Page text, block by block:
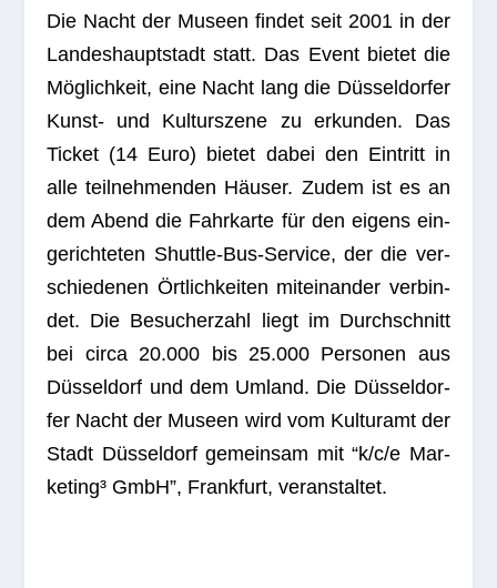
Die Nacht der Museen fin­det seit 2001 in der
Lan­des­haupt­stadt statt. Das Event bie­tet die
Mög­lich­keit, eine Nacht lang die Düs­sel­dor­fer
Kunst- und Kul­tur­szene zu erkun­den. Das
Ticket (14 Euro) bie­tet dabei den Ein­tritt in
alle teil­neh­men­den Häu­ser. Zudem ist es an
dem Abend die Fahr­karte für den eigens ein­
ge­rich­te­ten Shut­tle-Bus-Ser­vice, der die ver­
schie­de­nen Ört­lich­kei­ten mit­ein­an­der ver­bin­
det. Die Besu­cher­zahl liegt im Durch­schnitt
bei circa 20.000 bis 25.000 Per­so­nen aus
Düs­sel­dorf und dem Umland. Die Düs­sel­dor­
fer Nacht der Museen wird vom Kul­tur­amt der
Stadt Düs­sel­dorf gemein­sam mit “k/c/e Mar­
ke­ting³ GmbH”, Frank­furt, veranstaltet.